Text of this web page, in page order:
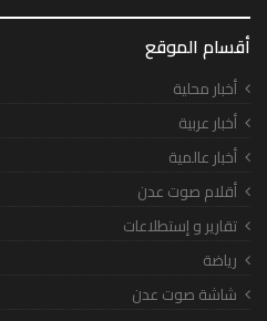
أقسام الموقع
أخبار محلية
أخبار عربية
أخبار عالمية
أقلام صوت عدن
تقارير و إستطلاعات
رياضة
شاشة صوت عدن